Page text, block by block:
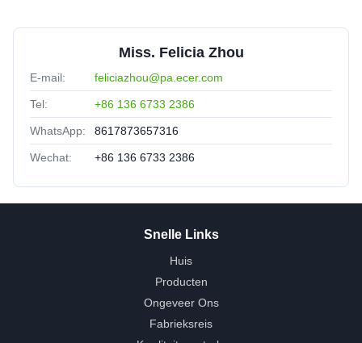
Miss. Felicia Zhou
E-mail: feliciazhou@pa.ecer.com
Tel: +86 136 6733 2386
WhatsApp: 8617873657316
Wechat: +86 136 6733 2386
Snelle Links
Huis
Producten
Ongeveer Ons
Fabrieksreis